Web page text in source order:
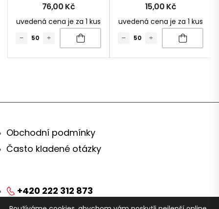
76,00 Kč
uvedená cena je za 1 kus
15,00 Kč
uvedená cena je za 1 kus
Obchodní podmínky
Často kladené otázky
+420 222 312 873